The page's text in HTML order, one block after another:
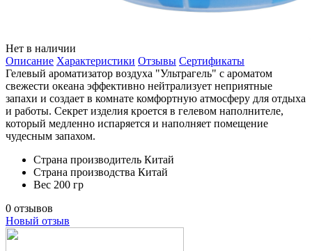
Нет в наличии
Описание Характеристики Отзывы Сертификаты
Гелевый ароматизатор воздуха "Ультрагель" с ароматом
свежести океана эффективно нейтрализует неприятные
запахи и создает в комнате комфортную атмосферу для отдыха
и работы. Секрет изделия кроется в гелевом наполнителе,
который медленно испаряется и наполняет помещение
чудесным запахом.
Страна производитель Китай
Страна производства Китай
Вес 200 гр
0 отзывов
Новый отзыв